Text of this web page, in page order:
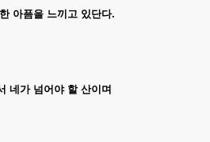
아픔을 느끼고 있단다.
네가 넘어야 할 산이며